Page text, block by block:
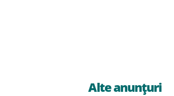
Alte anunțuri